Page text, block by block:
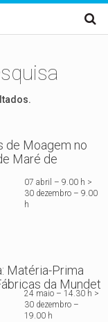
de Moagem no
Maré de
07 abril – 9.00 h >
30 dezembro – 9.00
h
Matéria-Prima
da Mundet
24 maio – 14.30 h >
30 dezembro –
19.00 h